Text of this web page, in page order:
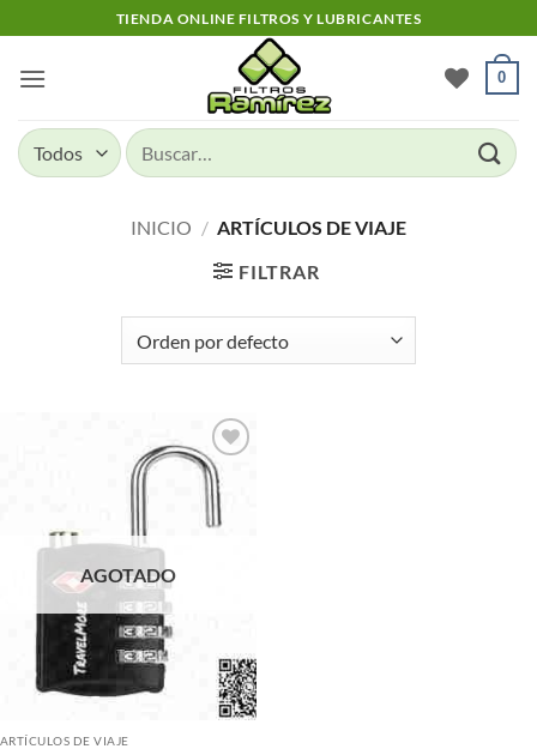
to
content
TIENDA ONLINE FILTROS Y LUBRICANTES
0
Buscar
por:
INICIO / ARTÍCULOS DE VIAJE
FILTRAR
Add to
wishlist
AGOTADO
ARTÍCULOS DE VIAJE